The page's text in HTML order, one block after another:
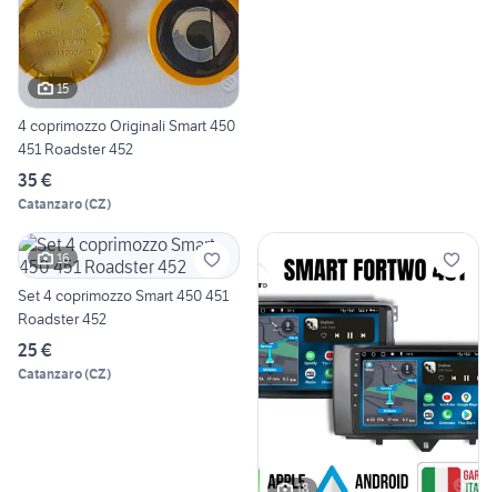
15
4 coprimozzo Originali Smart 450
451 Roadster 452
35 €
Catanzaro(CZ)
16
Set 4 coprimozzo Smart 450 451
Roadster 452
25 €
Catanzaro(CZ)
18